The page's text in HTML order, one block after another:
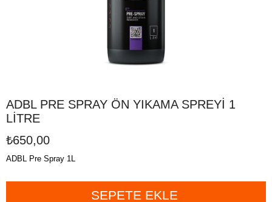
ADBL PRE SPRAY ÖN YIKAMA SPREYİ 1
LİTRE
₺650,00
ADBL Pre Spray 1L